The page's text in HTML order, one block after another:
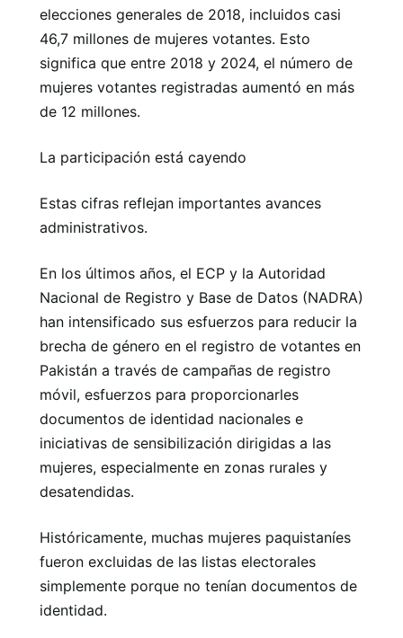
elecciones generales de 2018, incluidos casi
46,7 millones de mujeres votantes. Esto
significa que entre 2018 y 2024, el número de
mujeres votantes registradas aumentó en más
de 12 millones.
La participación está cayendo
Estas cifras reflejan importantes avances
administrativos.
En los últimos años, el ECP y la Autoridad
Nacional de Registro y Base de Datos (NADRA)
han intensificado sus esfuerzos para reducir la
brecha de género en el registro de votantes en
Pakistán a través de campañas de registro
móvil, esfuerzos para proporcionarles
documentos de identidad nacionales e
iniciativas de sensibilización dirigidas a las
mujeres, especialmente en zonas rurales y
desatendidas.
Históricamente, muchas mujeres paquistaníes
fueron excluidas de las listas electorales
simplemente porque no tenían documentos de
identidad.